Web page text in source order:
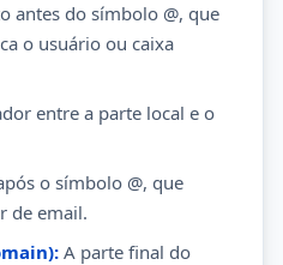
antes do símbolo @, que
o usuário ou caixa
entre a parte local e o
o símbolo @, que
de email.
A parte final do